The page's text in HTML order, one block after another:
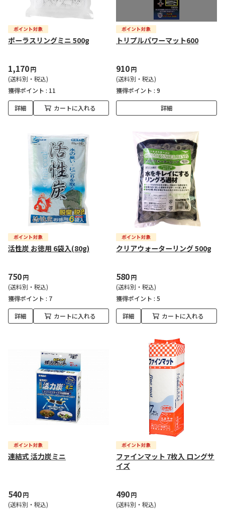
ポーラスリングミニ 500g
1,170円
(送料別・税込)
獲得ポイント : 11
詳細 カートに入れる
トリプルパワーマット600
910円
(送料別・税込)
獲得ポイント : 9
詳細
活性炭 お徳用 6袋入(80g)
750円
(送料別・税込)
獲得ポイント : 7
詳細 カートに入れる
クリアウォーターリング 500g
580円
(送料別・税込)
獲得ポイント : 5
詳細 カートに入れる
連結式 活力炭ミニ
540円
(送料別・税込)
ファインマット 7枚入 ロングサ
イズ
490円
(送料別・税込)